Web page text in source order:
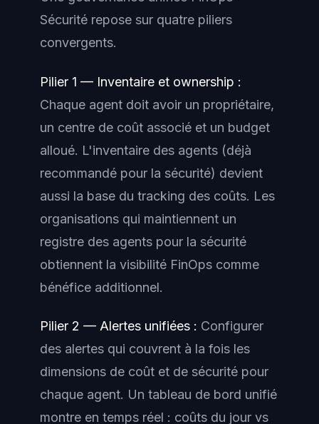
Sécurité repose sur quatre piliers
convergents.
Pilier 1 — Inventaire et ownership :
Chaque agent doit avoir un propriétaire,
un centre de coût associé et un budget
alloué. L'inventaire des agents (déjà
recommandé pour la sécurité) devient
aussi la base du tracking des coûts. Les
organisations qui maintiennent un
registre des agents pour la sécurité
obtiennent la visibilité FinOps comme
bénéfice additionnel.
Pilier 2 — Alertes unifiées : Configurer
des alertes qui couvrent à la fois les
dimensions de coût et de sécurité pour
chaque agent. Un tableau de bord unifié
montre en temps réel : coûts du jour vs